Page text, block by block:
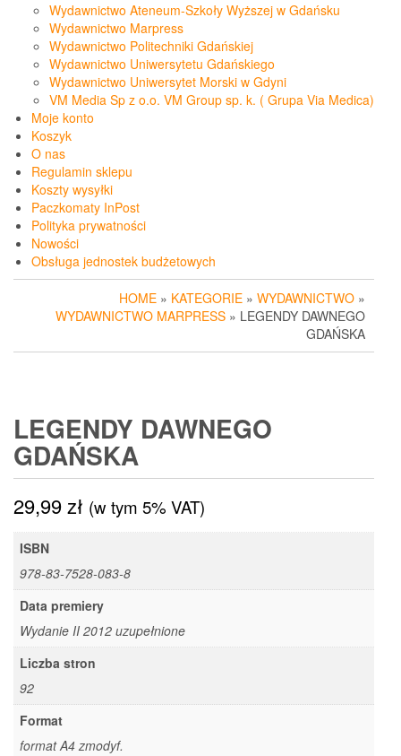
Wydawnictwo Ateneum-Szkoły Wyższej w Gdańsku
Wydawnictwo Marpress
Wydawnictwo Politechniki Gdańskiej
Wydawnictwo Uniwersytetu Gdańskiego
Wydawnictwo Uniwersytet Morski w Gdyni
VM Media Sp z o.o. VM Group sp. k. ( Grupa Via Medica)
Moje konto
Koszyk
O nas
Regulamin sklepu
Koszty wysyłki
Paczkomaty InPost
Polityka prywatności
Nowości
Obsługa jednostek budżetowych
HOME » KATEGORIE » WYDAWNICTWO »
WYDAWNICTWO MARPRESS » LEGENDY DAWNEGO
GDAŃSKA
LEGENDY DAWNEGO
GDAŃSKA
29,99zł (w tym 5% VAT)
ISBN
978-83-7528-083-8
Data premiery
Wydanie II 2012 uzupełnione
Liczba stron
92
Format
format A4 zmodyf.